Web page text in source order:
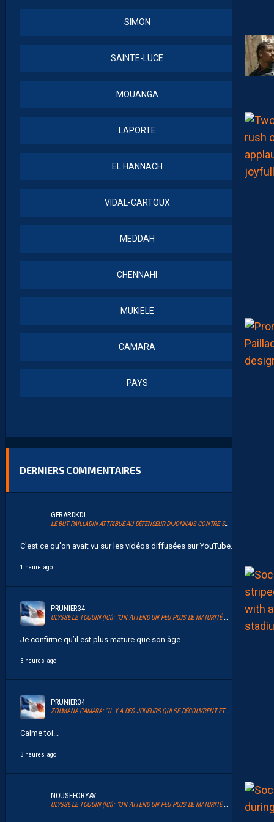
SIMON
SAINTE-LUCE
MOUANGA
LAPORTE
EL HANNACH
VIDAL-CARTOUX
MEDDAH
CHENNAHI
MUKIELE
CAMARA
PAYS
DERNIERS COMMENTAIRES
GERARDKDL
LE BUT PAILLADIN ATTRIBUÉ AU DÉFENSEUR DIJONNAIS CONTRE SON CAMP
C'est ce qu'on avait vu sur les vidéos diffusées sur YouTube....
1 heure ago
PRUNIER34
ULYSSE LE TOQUIN (ICI): “ON ATTEND UN PEU PLUS DE MATURITÉ POUR NOS PAILLADINS”
Je confirme qu’il est plus mature que son âge...
3 heures ago
PRUNIER34
ZOUMANA CAMARA: “IL Y A DES JOUEURS QUI SE DÉCOUVRENT ET QUI JOUENT ENSEMBLE POUR LA PREMIÈRE FOIS”
Calme toi...
3 heures ago
NOUSEFORYAV
ULYSSE LE TOQUIN (ICI): “ON ATTEND UN PEU PLUS DE MATURITÉ POUR NOS PAILLADINS”